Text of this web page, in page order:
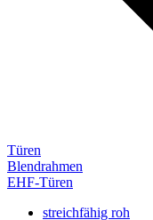
Türen
Blendrahmen
EHF-Türen
streichfähig roh